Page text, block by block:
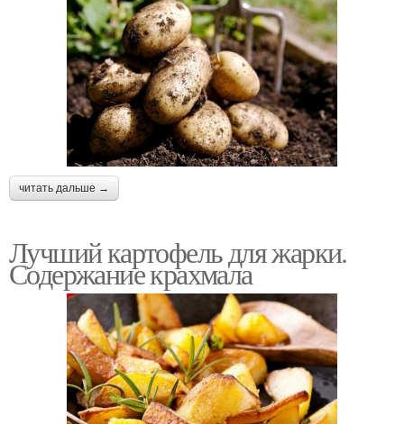
читать дальше →
Лучший картофель для жарки.
Содержание крахмала